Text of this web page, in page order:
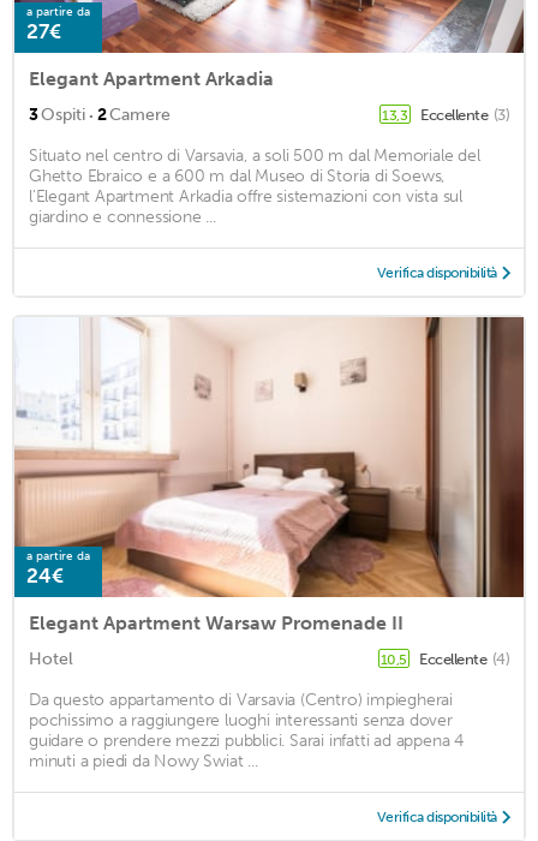
a partire da
27€
Elegant Apartment Arkadia
3Ospiti · 2Camere 13,3 Eccellente (3)
Situato nel centro di Varsavia, a soli 500 m dal Memoriale del
Ghetto Ebraico e a 600 m dal Museo di Storia di Soews,
l'Elegant Apartment Arkadia offre sistemazioni con vista sul
giardino e connessione ...
Verifica disponibilità
a partire da
24€
Elegant Apartment Warsaw Promenade II
Hotel 10,5 Eccellente (4)
Da questo appartamento di Varsavia (Centro) impiegherai
pochissimo a raggiungere luoghi interessanti senza dover
guidare o prendere mezzi pubblici. Sarai infatti ad appena 4
minuti a piedi da Nowy Swiat ...
Verifica disponibilità